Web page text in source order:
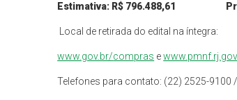
Estimativa: R$ 796.488,61
Local de retirada do edital na íntegra:
www.gov.br/compras e
Telefones para contato: (22) 2525-9100